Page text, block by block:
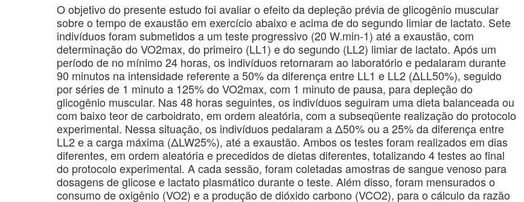
O objetivo do presente estudo foi avaliar o efeito da depleção prévia de glicogênio muscular
sobre o tempo de exaustão em exercício abaixo e acima de do segundo limiar de lactato. Sete
indivíduos foram submetidos a um teste progressivo (20 W.min-1) até a exaustão, com
determinação do VO2max, do primeiro (LL1) e do segundo (LL2) limiar de lactato. Após um
período de no mínimo 24 horas, os indivíduos retornaram ao laboratório e pedalaram durante
90 minutos na intensidade referente a 50% da diferença entre LL1 e LL2 (ΔLL50%), seguido
por séries de 1 minuto a 125% do VO2max, com 1 minuto de pausa, para depleção do
glicogênio muscular. Nas 48 horas seguintes, os indivíduos seguiram uma dieta balanceada ou
com baixo teor de carboidrato, em ordem aleatória, com a subseqüente realização do protocolo
experimental. Nessa situação, os indivíduos pedalaram a Δ50% ou a 25% da diferença entre
LL2 e a carga máxima (ΔLW25%), até a exaustão. Ambos os testes foram realizados em dias
diferentes, em ordem aleatória e precedidos de dietas diferentes, totalizando 4 testes ao final
do protocolo experimental. A cada sessão, foram coletadas amostras de sangue venoso para
dosagens de glicose e lactato plasmático durante o teste. Além disso, foram mensurados o
consumo de oxigênio (VO2) e a produção de dióxido carbono (VCO2), para o cálculo da razão